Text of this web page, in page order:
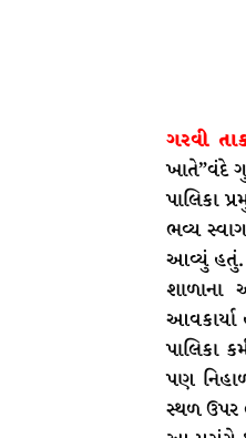
ગરવી
ખાતે”વંદે
પાલિકા
ભવ્ય
આવ્યું હતું.
શાળાના
પાલિકા
પણ
સ્થળ ઉપર